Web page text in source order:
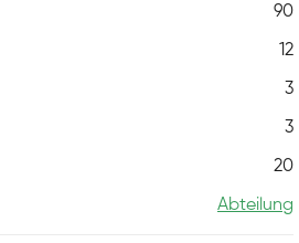
90
12
3
3
20
Abteilung